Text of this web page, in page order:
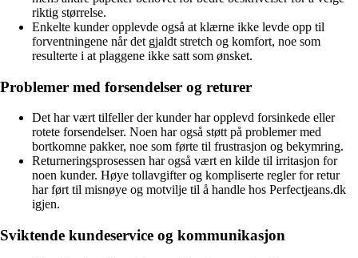
riktig størrelse.
Enkelte kunder opplevde også at klærne ikke levde opp til
forventningene når det gjaldt stretch og komfort, noe som
resulterte i at plaggene ikke satt som ønsket.
Problemer med forsendelser og returer
Det har vært tilfeller der kunder har opplevd forsinkede eller
rotete forsendelser. Noen har også støtt på problemer med
bortkomne pakker, noe som førte til frustrasjon og bekymring.
Returneringsprosessen har også vært en kilde til irritasjon for
noen kunder. Høye tollavgifter og kompliserte regler for retur
har ført til misnøye og motvilje til å handle hos Perfectjeans.dk
igjen.
Sviktende kundeservice og kommunikasjon